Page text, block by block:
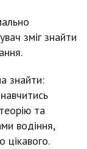
зміг знайти
знайти:
та
водіння,
цікавого.